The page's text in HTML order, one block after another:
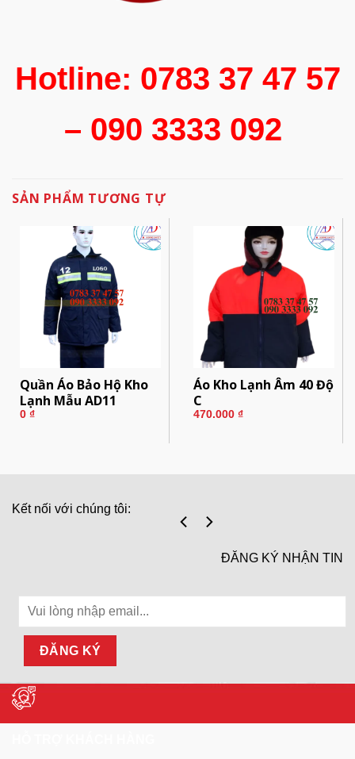
Hotline: 0783 37 47 57
– 090 3333 092
SẢN PHẨM TƯƠNG TỰ
Quần Áo Bảo Hộ Kho
Lạnh Mẫu AD11
0 ₫
Áo Kho Lạnh Âm 40 Độ
C
470.000 ₫
Kết nối với chúng tôi:
ĐĂNG KÝ NHẬN TIN